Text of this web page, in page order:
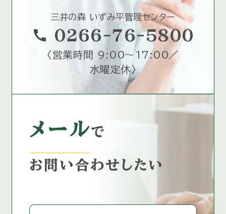
三井の森 いずみ平管理センター
call 0266-76-5800
〈 営業時間 9:00～17:00／
水曜定休〉
メールで
お問い合わせしたい